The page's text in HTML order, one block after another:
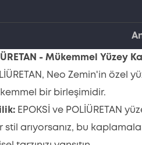
- Mükemmel
Neo Zemin'in
bir birleşimidir.
EPOKSİ ve POLİÜRETAN
stil arıyorsanız, bu